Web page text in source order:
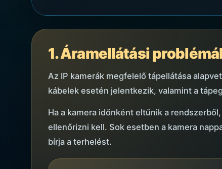
1. Áramellátási
Az IP kamerák megfelelő tápellátása
kábelek esetén jelentkezik, valamint a
Ha a kamera időnként eltűnik a
ellenőrizni kell. Sok esetben a kamera
bírja a terhelést.